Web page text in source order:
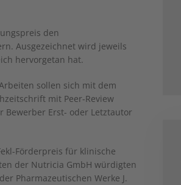
den
Ausgezeichnet wird jeweils
hervorgetan hat.
sollen sich mit dem
mit Peer-Review
Erst- oder Letztautor
Förderpreis für klinische
der Nutricia GmbH würdigten
Pharmazeutischen Werke J.